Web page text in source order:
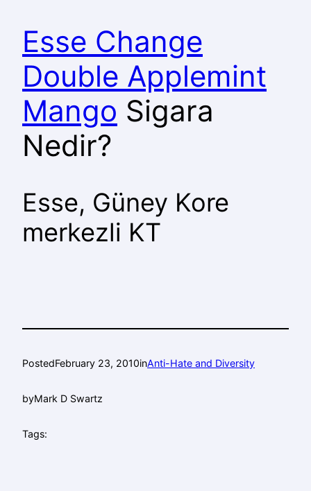
Esse Change
Double Applemint
Mango Sigara
Nedir?
Esse, Güney Kore
merkezli KT
PostedFebruary 23, 2010inAnti-Hate and Diversity
byMark D Swartz
Tags: